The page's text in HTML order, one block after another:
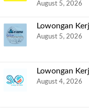
August 5, 2026
Lowongan
August 5, 2026
Lowongan
August 4, 2026